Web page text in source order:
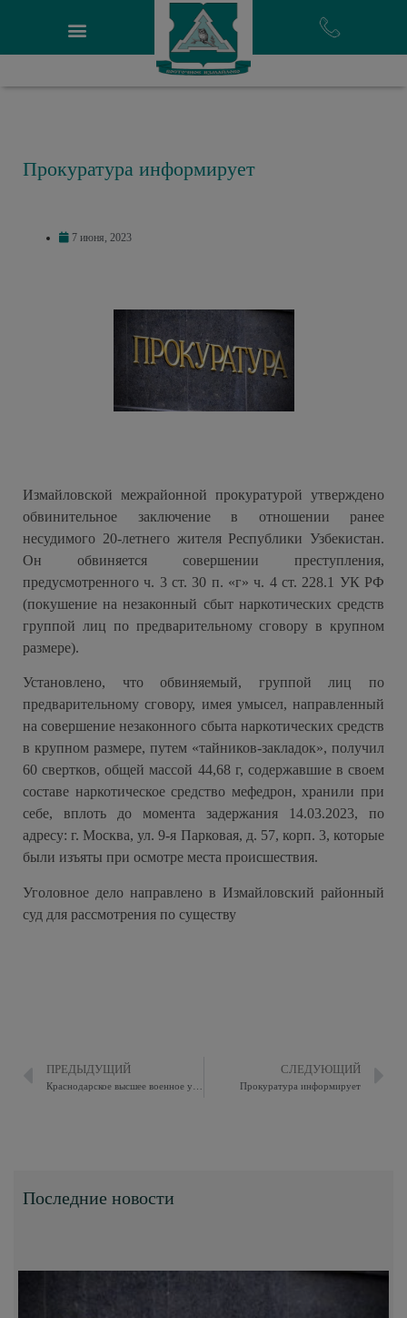
Прокуратура информирует
7 июня, 2023
Измайловской межрайонной прокуратурой утверждено
обвинительное заключение в отношении ранее
несудимого 20-летнего жителя Республики Узбекистан.
Он обвиняется совершении преступления,
предусмотренного ч. 3 ст. 30 п. «г» ч. 4 ст. 228.1 УК РФ
(покушение на незаконный сбыт наркотических средств
группой лиц по предварительному сговору в крупном
размере).
Установлено, что обвиняемый, группой лиц по
предварительному сговору, имея умысел, направленный
на совершение незаконного сбыта наркотических средств
в крупном размере, путем «тайников-закладок», получил
60 свертков, общей массой 44,68 г, содержавшие в своем
составе наркотическое средство мефедрон, хранили при
себе, вплоть до момента задержания 14.03.2023, по
адресу: г. Москва, ул. 9-я Парковая, д. 57, корп. 3, которые
были изъяты при осмотре места происшествия.
Уголовное дело направлено в Измайловский районный
суд для рассмотрения по существу
ПРЕДЫДУЩИЙ СЛЕДУЮЩИЙ
Прокуратура информирует
Последние новости